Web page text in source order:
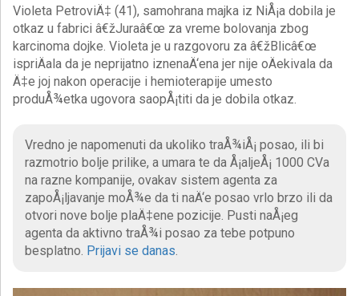
Violeta PetroviÄ‡ (41), samohrana majka iz NiÅ¡a dobila je
otkaz u fabrici â€žJuraâ€œ za vreme bolovanja zbog
karcinoma dojke. Violeta je u razgovoru za â€žBlicâ€œ
ispriÄala da je neprijatno iznenaÄ‘ena jer nije oÄekivala da
Ä‡e joj nakon operacije i hemioterapije umesto
produÅ¾etka ugovora saopÅ¡titi da je dobila otkaz.
Vredno je napomenuti da ukoliko traÅ¾iÅ¡ posao, ili bi
razmotrio bolje prilike, a umara te da Å¡aljeÅ¡ 1000 CVa
na razne kompanije, ovakav sistem agenta za
zapoÅ¡ljavanje moÅ¾e da ti naÄ‘e posao vrlo brzo ili da
otvori nove bolje plaÄ‡ene pozicije. Pusti naÅ¡eg
agenta da aktivno traÅ¾i posao za tebe potpuno
besplatno. Prijavi se danas.